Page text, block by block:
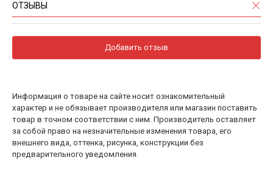
ОТЗЫВЫ
Добавить отзыв
Информация о товаре на сайте носит ознакомительный
характер и не обязывает производителя или магазин поставить
товар в точном соответствии с ним. Производитель оставляет
за собой право на незначительные изменения товара, его
внешнего вида, оттенка, рисунка, конструкции без
предварительного уведомления.